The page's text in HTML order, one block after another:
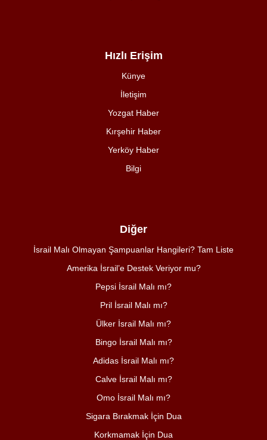
Hızlı Erişim
Künye
İletişim
Yozgat Haber
Kırşehir Haber
Yerköy Haber
Bilgi
Diğer
İsrail Malı Olmayan Şampuanlar Hangileri? Tam Liste
Amerika İsrail’e Destek Veriyor mu?
Pepsi İsrail Malı mı?
Pril İsrail Malı mı?
Ülker İsrail Malı mı?
Bingo İsrail Malı mı?
Adidas İsrail Malı mı?
Calve İsrail Malı mı?
Omo İsrail Malı mı?
Sigara Bırakmak İçin Dua
Korkmamak İçin Dua